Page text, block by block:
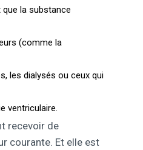
la substance
(comme la
les dialysés ou ceux qui
ventriculaire.
recevoir de
courante. Et elle est